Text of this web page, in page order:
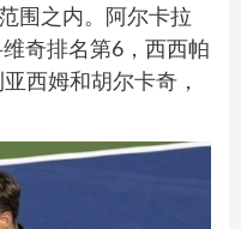
围之内。阿尔卡拉
奇排名第6，西西帕
西姆和胡尔卡奇，